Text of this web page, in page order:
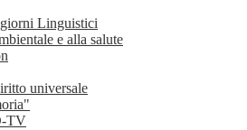
Linguistici
e alla salute
universale
TV